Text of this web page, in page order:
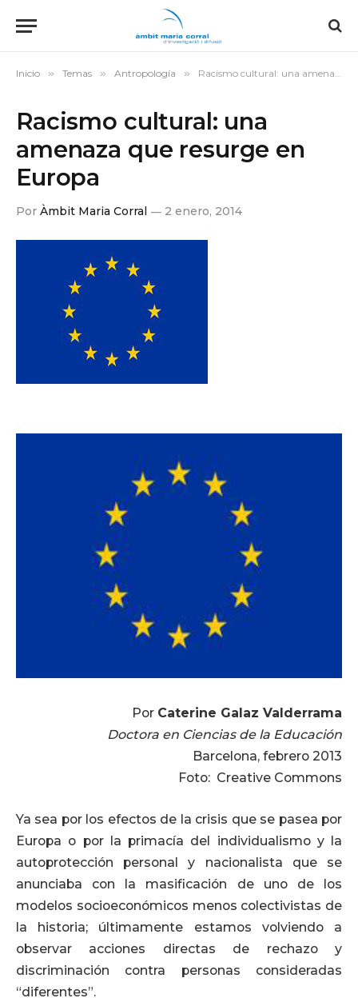
Inicio » Temas » Antropología » Racismo cultural: una amenaza que resurge en Europa
Racismo cultural: una
amenaza que resurge en
Europa
Por Àmbit Maria Corral 2 enero, 2014
Por Caterine Galaz Valderrama
Doctora en Ciencias de la Educación
Barcelona, febrero 2013
Foto: Creative Commons
Ya sea por los efectos de la crisis que se pasea por
Europa o por la primacía del individualismo y la
autoprotección personal y nacionalista que se
anunciaba con la masificación de uno de los
modelos socioeconómicos menos colectivistas de
la historia; últimamente estamos volviendo a
observar acciones directas de rechazo y
discriminación contra personas consideradas
“diferentes”.